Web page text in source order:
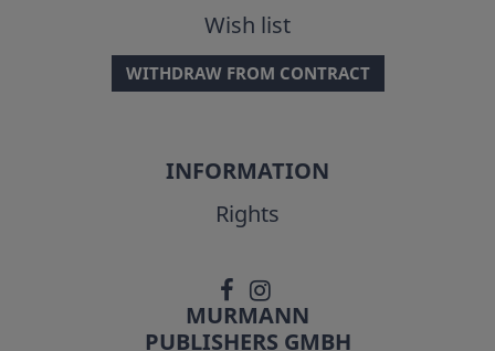
Wish list
WITHDRAW FROM CONTRACT
INFORMATION
Rights
MURMANN
PUBLISHERS GMBH